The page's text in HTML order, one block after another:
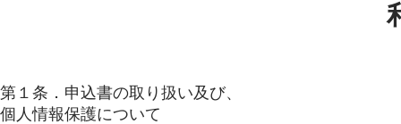
第１条．申込書の取り扱い及び、
個人情報保護について